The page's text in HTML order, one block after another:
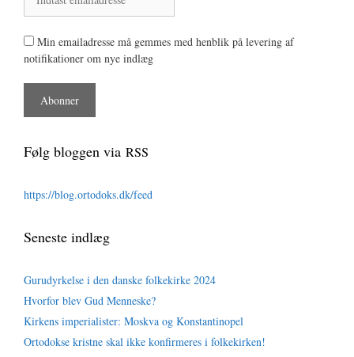
Min emailadresse må gemmes med henblik på levering af
notifikationer om nye indlæg
Følg bloggen via RSS
https://blog.ortodoks.dk/feed
Seneste indlæg
Gurudyrkelse i den danske folkekirke 2024
Hvorfor blev Gud Menneske?
Kirkens imperialister: Moskva og Konstantinopel
Ortodokse kristne skal ikke konfirmeres i folkekirken!